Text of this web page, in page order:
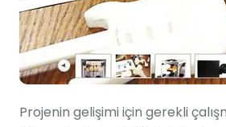
Projenin gelişimi için gerekli